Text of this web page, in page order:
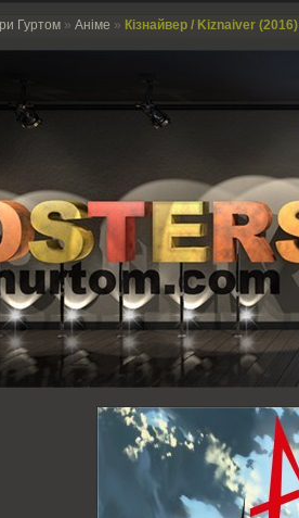
Гуртом » Аніме » Кізнайвер / Kiznaiver (2016)